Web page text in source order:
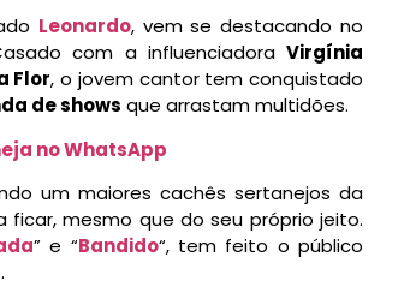
Leonardo, vem se destacando no
com a influenciadoraVirgínia
Flor, o jovem cantor tem conquistado
de shows que arrastam multidões.
no WhatsApp
um maiores cachês sertanejos da
mesmo que do seu próprio jeito.
” e “Bandido“, tem feito o público